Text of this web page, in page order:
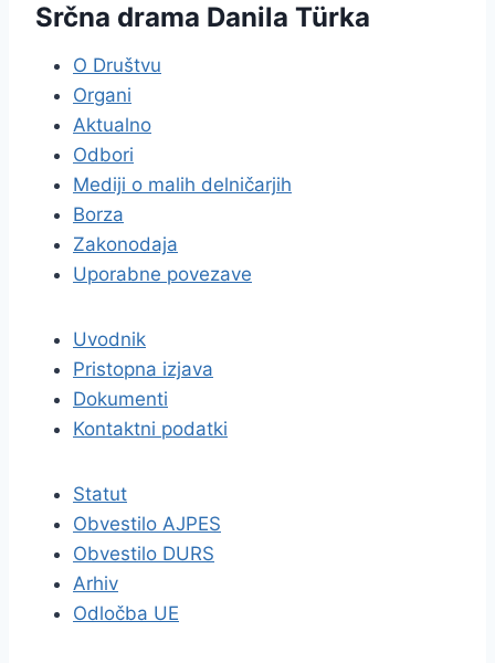
Srčna drama Danila Türka
O Društvu
Organi
Aktualno
Odbori
Mediji o malih delničarjih
Borza
Zakonodaja
Uporabne povezave
Uvodnik
Pristopna izjava
Dokumenti
Kontaktni podatki
Statut
Obvestilo AJPES
Obvestilo DURS
Arhiv
Odločba UE